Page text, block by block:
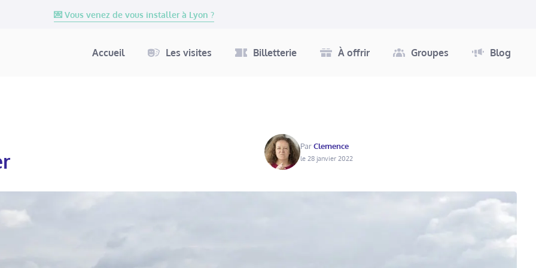
💌 Vous venez de vous installer à Lyon ?
Accueil Les visites Billetterie À offrir Groupes Blog
ParClemence
le 28 janvier 2022